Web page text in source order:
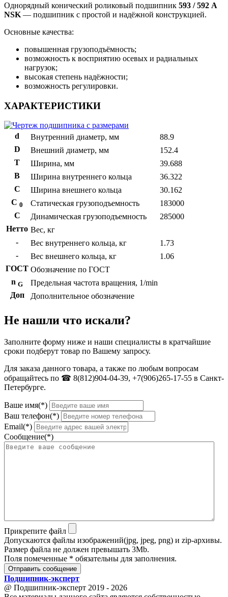
Однорядный конический роликовый подшипник 593 / 592 A
NSK — подшипник с простой и надёжной конструкцией.
Основные качества:
повышенная грузоподъёмность;
возможность к восприятию осевых и радиальных
нагрузок;
высокая степень надёжности;
возможность регулировки.
ХАРАКТЕРИСТИКИ
d Внутренний диаметр, мм
88.9
D
Внешний диаметр, мм
152.4
T
Ширина, мм
39.688
B
Ширина внутреннего кольца
36.322
С
Ширина внешнего кольца
30.162
С 0 Статическая грузоподъемность
183000
C
Динамическая грузоподъемность
285000
Нетто Вес, кг
-
Вес внутреннего кольца, кг
1.73
-
Вес внешнего кольца, кг
1.06
ГОСТ Обозначение по ГОСТ
n G
Предельная частота вращения, 1/min
Доп
Дополнительное обозначение
Не нашли что искали?
Заполните форму ниже и наши специалисты в кратчайшие
сроки подберут товар по Вашему запросу.
Для заказа данного товара, а также по любым вопросам
обращайтесь по ☎ 8(812)904-04-39, +7(906)265-17-55 в Санкт-
Петербурге.
Ваше имя(*)
Ваш телефон(*)
Email(*)
Сообщение(*)
Прикрепите файл
Допускаются файлы изображений(jpg, jpeg, png) и zip-архивы.
Размер файла не должен превышать 3Mb.
Поля помеченные * обязательны для заполнения.
Отправить сообщение
Подшипник-эксперт
@ Подшипник-эксперт 2019 - 2026